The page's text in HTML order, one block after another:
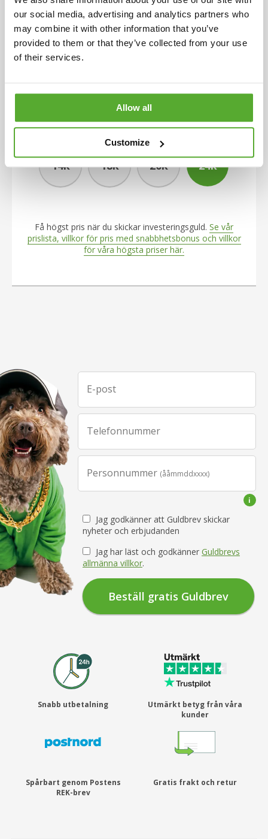
our social media, advertising and analytics partners who
may combine it with other information that you’ve
provided to them or that they’ve collected from your use
of their services.
Allow all
Customize
Sälj guld till vårt högsta guldpris
(per gram för24
14k 18k 20k 24k
Få högst pris när du skickar investeringsguld. Se vår
prislista, villkor för pris med snabbhetsbonus och villkor
för våra högsta priser här.
E-post
Telefonnummer
Personnummer (ååmmddxxxx)
Jag godkänner att Guldbrev skickar
nyheter och erbjudanden
Jag har läst och godkänner Guldbrevs
allmänna villkor.
Snabb utbetalning
Utmärkt betyg från våra
kunder
Spårbart genom Postens
REK-brev
Gratis frakt och retur